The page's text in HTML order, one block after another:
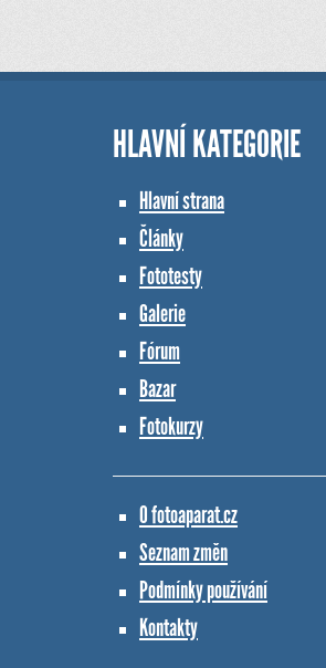
HLAVNÍ KATEGORIE
Hlavní strana
Články
Fototesty
Galerie
Fórum
Bazar
Fotokurzy
O fotoaparat.cz
Seznam změn
Podmínky používání
Kontakty